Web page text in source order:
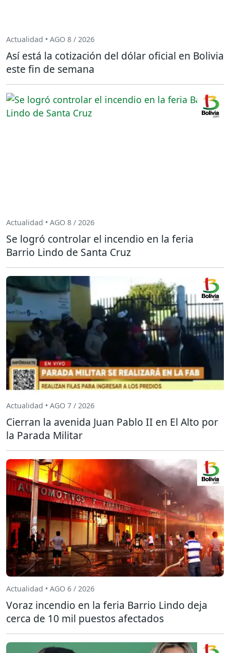
Actualidad • AGO 8 / 2026
Así está la cotización del dólar oficial en Bolivia
este fin de semana
Actualidad • AGO 8 / 2026
Se logró controlar el incendio en la feria
Barrio Lindo de Santa Cruz
Actualidad • AGO 7 / 2026
Cierran la avenida Juan Pablo II en El Alto por
la Parada Militar
Actualidad • AGO 6 / 2026
Voraz incendio en la feria Barrio Lindo deja
cerca de 10 mil puestos afectados